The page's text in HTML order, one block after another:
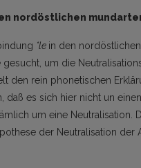
nordöstlichen
*le in den
um die
den rein phonetischen
daß es sich hier nicht un
um eine Neutralisation.
der Neutralisation der